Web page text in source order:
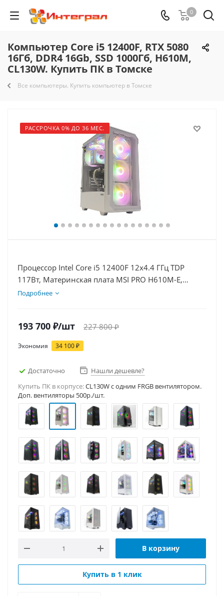
0
Компьютер Core i5 12400F, RTX 5080
16Гб, DDR4 16Gb, SSD 1000Гб, H610M,
CL130W. Купить ПК в Томске
Все компьютеры. Купить компьютер в Томске
РАССРОЧКА 0% ДО 36 МЕС.
Процессор Intel Core i5 12400F 12x4.4 ГГц TDP
117Вт, Материнская плата MSI PRO H610M-E,
Видеокарта RTX 5080 16Гб, Память DDR4 16Gb,
Подробнее
193 700 ₽/шт 227 800₽
Экономия 34 100₽
Достаточно
Нашли дешевле?
Купить ПК в корпусе:CL130W c одним FRGB вентилятором.
Доп. вентиляторы 500р./шт.
В корзину
Купить в 1 клик